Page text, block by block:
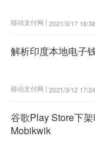
移动支付网 | 2021/3/17
解析印度本地电子
移动支付网 | 2021/3/12
谷歌Play Store下
Mobikwik